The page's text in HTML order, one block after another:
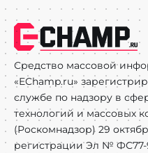
Средство массовой
«EChamp.ru»
службе по надзору в
технологий и массовых
(Роскомнадзор) 29
регистрации Эл № ФС77-